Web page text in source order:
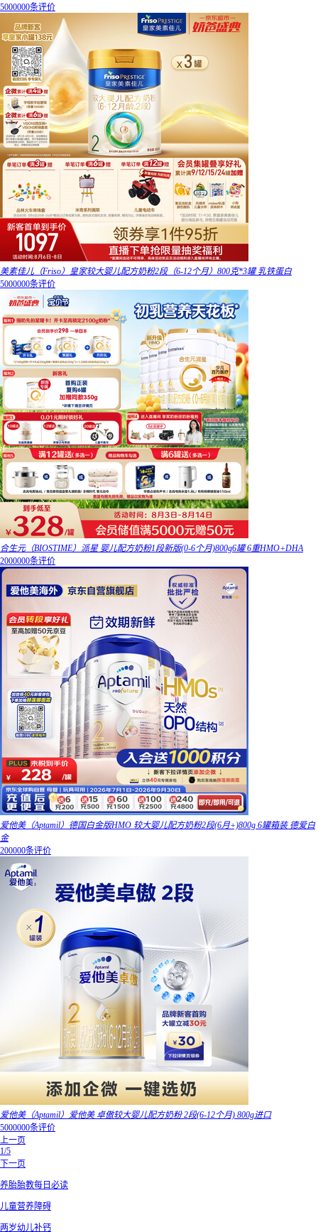
5000000条评价
美素佳儿（Friso）皇家较大婴儿配方奶粉2段（6-12个月）800克*3罐 乳铁蛋白
5000000条评价
合生元（BIOSTIME）派星 婴儿配方奶粉1段新版(0-6个月)800g6罐 6重HMO+DHA
2000000条评价
爱他美（Aptamil）德国白金版HMO 较大婴儿配方奶粉2段(6月+)800g 6罐箱装 德爱白
金
200000条评价
爱他美（Aptamil）爱他美 卓傲较大婴儿配方奶粉 2段(6-12个月) 800g进口
5000000条评价
上一页
1/5
下一页
养胎胎教每日必读
儿童营养障碍
两岁幼儿补钙